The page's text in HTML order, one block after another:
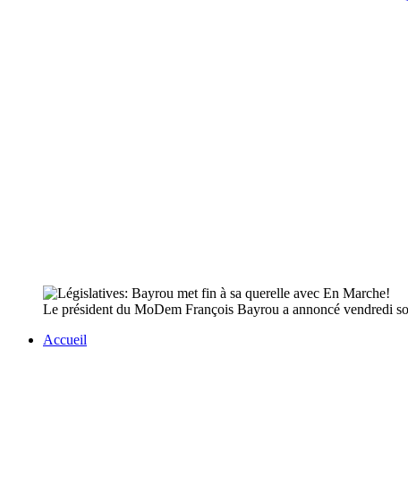
Le président du MoDem François Bayrou a annoncé vendredi
Accueil